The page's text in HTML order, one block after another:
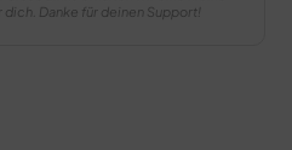
Danke für deinen Support!